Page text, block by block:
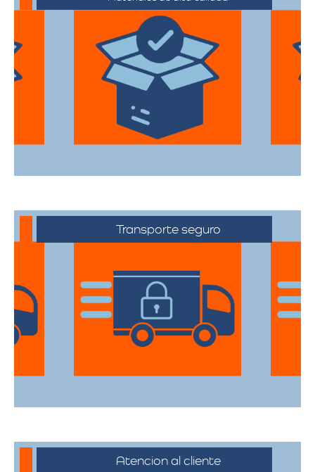
Materiales de alta calidad
Utilizan materiales de embalaje de
todas sus pertenencias estén protegidas
Transporte seguro
cada artículo llegue en perfecto estado a